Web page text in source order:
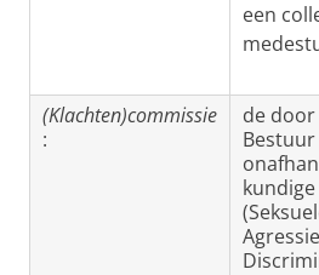
een
(Klachten)commissie
:
de door